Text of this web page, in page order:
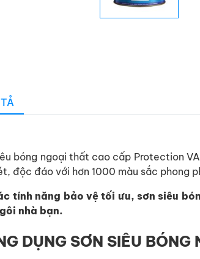
bóng ngoại thất cao cấp Protection
độc đáo với hơn 1000 màu sắc phong
tính năng bảo vệ tối ưu, sơn siêu
nhà bạn.
DỤNG SƠN SIÊU